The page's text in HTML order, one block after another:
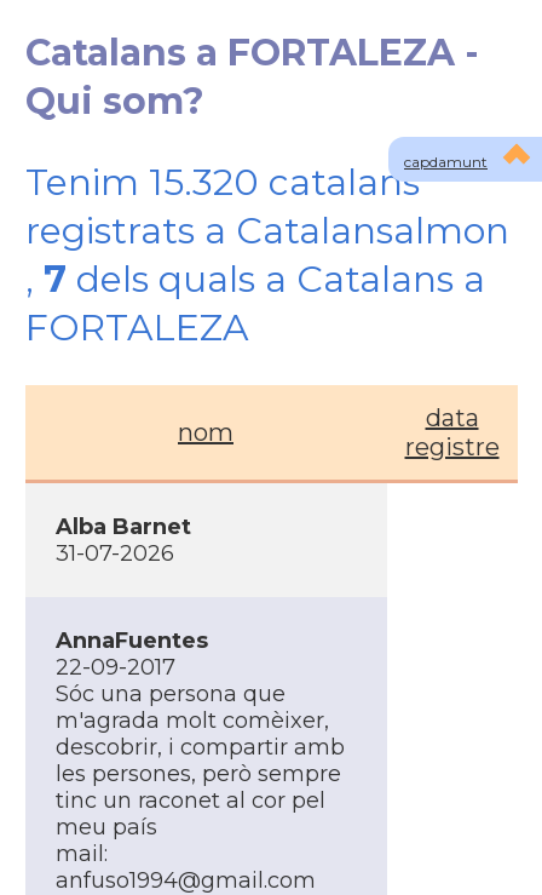
capdamunt
Catalans a FORTALEZA -
Qui som?
Tenim 15.320 catalans
registrats a Catalansalmon
, 7 dels quals a Catalans a
FORTALEZA
nom
data
registre
Alba Barnet
31-07-2026
AnnaFuentes
22-09-2017
Sóc una persona que
m'agrada molt comèixer,
descobrir, i compartir amb
les persones, però sempre
tinc un raconet al cor pel
meu paí­s
mail:
anfuso1994@gmail.com